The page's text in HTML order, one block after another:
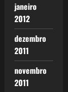
janeiro
2012
dezembro
2011
novembro
2011